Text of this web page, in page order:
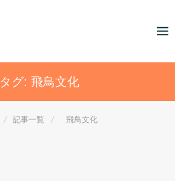
タグ: 飛鳥文化
記事一覧 飛鳥文化